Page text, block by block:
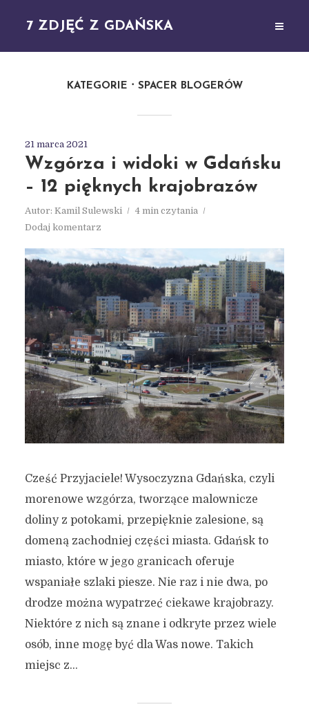
7 ZDJĘĆ Z GDAŃSKA
KATEGORIE SPACER BLOGERÓW
21 marca 2021
Wzgórza i widoki w Gdańsku
– 12 pięknych krajobrazów
Autor: Kamil Sulewski
4 min czytania
Dodaj komentarz
Cześć Przyjaciele! Wysoczyzna Gdańska, czyli
morenowe wzgórza, tworzące malownicze
doliny z potokami, przepięknie zalesione, są
domeną zachodniej części miasta. Gdańsk to
miasto, które w jego granicach oferuje
wspaniałe szlaki piesze. Nie raz i nie dwa, po
drodze można wypatrzeć ciekawe krajobrazy.
Niektóre z nich są znane i odkryte przez wiele
osób, inne mogę być dla Was nowe. Takich
miejsc z...